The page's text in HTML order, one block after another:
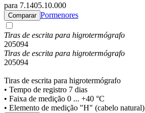
para 7.1405.10.000
Comparar Pormenores
Tiras de escrita para higrotermógrafo
205094
Tiras de escrita para higrotermógrafo
205094
Tiras de escrita para higrotermógrafo
• Tempo de registro 7 dias
• Faixa de medição 0 ... +40 °C
• Elemento de medição "H" (cabelo natural)